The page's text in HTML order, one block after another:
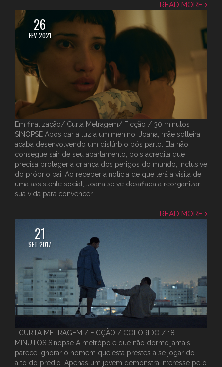
READ MORE
26
FEV 2021
Em finalização/ Curta Metragem/ Ficção / 30 minutos
SINOPSE Após dar a luz a um menino, Joana, mãe solteira,
acaba desenvolvendo um distúrbio pós parto. Ela não
consegue sair de seu apartamento, pois acredita que
precisa proteger a criança dos perigos do mundo, inclusive
do próprio pai. Ao receber a notícia de que terá a visita de
uma assistente social, Joana se ve desafiada a reorganizar
sua vida para convencer
READ MORE
21
SET 2017
CURTA METRAGEM / FICÇÃO / COLORIDO / 18
MINUTOS Sinopse A metrópole que não dorme jamais
parece ignorar o homem que está prestes a se jogar do
alto do prédio. Apenas um jovem demonstra interesse pelo